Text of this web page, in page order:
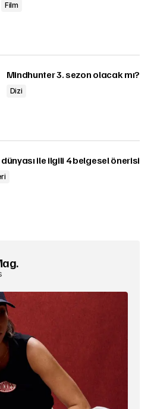
Film
Mindhunter 3. sezon olacak mı?
Dizi
ile ilgili 4 belgesel önerisi